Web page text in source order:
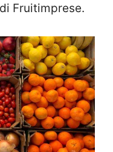
Fruitimprese.